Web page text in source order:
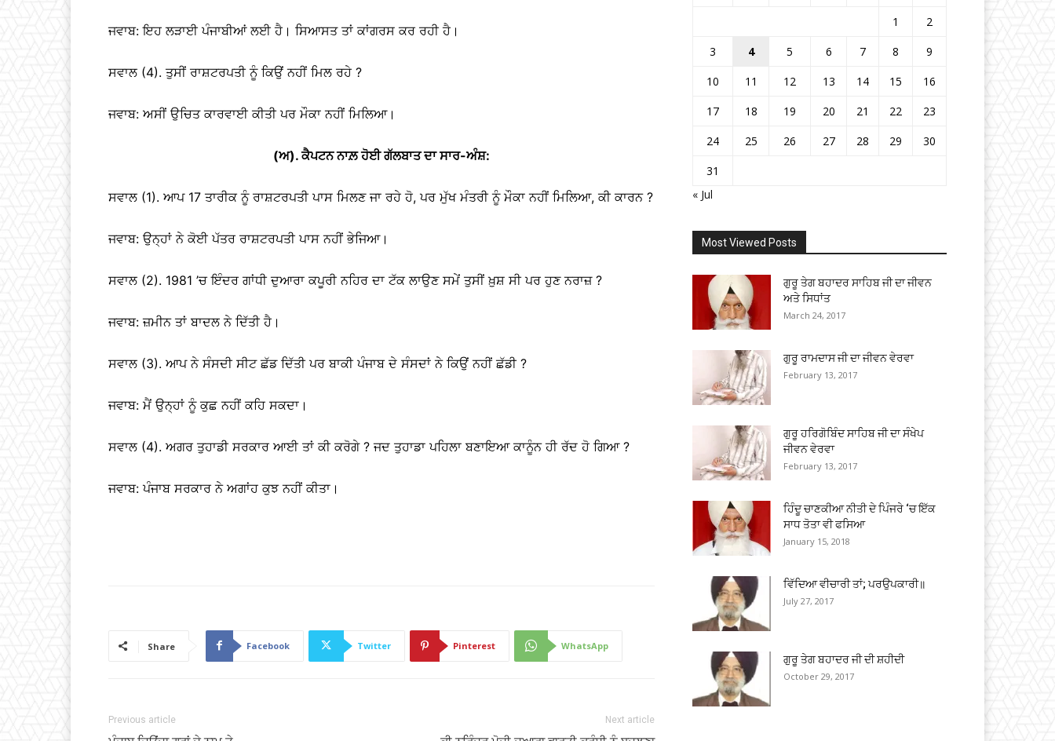
ਜਵਾਬ: ਇਹ ਲੜਾਈ ਪੰਜਾਬੀਆਂ ਲਈ ਹੈ। ਸਿਆਸਤ ਤਾਂ ਕਾਂਗਰਸ ਕਰ ਰਹੀ ਹੈ।
ਸਵਾਲ (4). ਤੁਸੀਂ ਰਾਸ਼ਟਰਪਤੀ ਨੂੰ ਕਿਉਂ ਨਹੀਂ ਮਿਲ ਰਹੇ ?
ਜਵਾਬ: ਅਸੀਂ ਉਚਿਤ ਕਾਰਵਾਈ ਕੀਤੀ ਪਰ ਮੌਕਾ ਨਹੀਂ ਮਿਲਿਆ।
(ਅ). ਕੈਪਟਨ ਨਾਲ਼ ਹੋਈ ਗੱਲਬਾਤ ਦਾ ਸਾਰ-ਅੰਸ਼:
ਸਵਾਲ (1). ਆਪ 17 ਤਾਰੀਕ ਨੂੰ ਰਾਸ਼ਟਰਪਤੀ ਪਾਸ ਮਿਲਣ ਜਾ ਰਹੇ ਹੋ, ਪਰ ਮੁੱਖ ਮੰਤਰੀ ਨੂੰ ਮੌਕਾ ਨਹੀਂ ਮਿਲਿਆ, ਕੀ ਕਾਰਨ ?
ਜਵਾਬ: ਉਨ੍ਹਾਂ ਨੇ ਕੋਈ ਪੱਤਰ ਰਾਸ਼ਟਰਪਤੀ ਪਾਸ ਨਹੀਂ ਭੇਜਿਆ।
ਸਵਾਲ (2). 1981 ’ਚ ਇੰਦਰ ਗਾਂਧੀ ਦੁਆਰਾ ਕਪੂਰੀ ਨਹਿਰ ਦਾ ਟੱਕ ਲਾਉਣ ਸਮੇਂ ਤੁਸੀਂ ਖ਼ੁਸ਼ ਸੀ ਪਰ ਹੁਣ ਨਰਾਜ਼ ?
ਜਵਾਬ: ਜ਼ਮੀਨ ਤਾਂ ਬਾਦਲ ਨੇ ਦਿੱਤੀ ਹੈ।
ਸਵਾਲ (3). ਆਪ ਨੇ ਸੰਸਦੀ ਸੀਟ ਛੱਡ ਦਿੱਤੀ ਪਰ ਬਾਕੀ ਪੰਜਾਬ ਦੇ ਸੰਸਦਾਂ ਨੇ ਕਿਉਂ ਨਹੀਂ ਛੱਡੀ ?
ਜਵਾਬ: ਮੈਂ ਉਨ੍ਹਾਂ ਨੂੰ ਕੁਛ ਨਹੀਂ ਕਹਿ ਸਕਦਾ।
ਸਵਾਲ (4). ਅਗਰ ਤੁਹਾਡੀ ਸਰਕਾਰ ਆਈ ਤਾਂ ਕੀ ਕਰੋਗੇ ? ਜਦ ਤੁਹਾਡਾ ਪਹਿਲਾ ਬਣਾਇਆ ਕਾਨੂੰਨ ਹੀ ਰੱਦ ਹੋ ਗਿਆ ?
ਜਵਾਬ: ਪੰਜਾਬ ਸਰਕਾਰ ਨੇ ਅਗਾਂਹ ਕੁਝ ਨਹੀਂ ਕੀਤਾ।
Share Facebook Twitter Pinterest WhatsApp
Previous article Next article
1
2
3
4 5 6 7 8
9
10
11 12 13 14 15
16
17
18 19 20 21 22
23
24
25 26 27 28 29
30
31
« Jul
Most Viewed Posts
ਗੁਰੂ ਤੇਗ ਬਹਾਦਰ ਸਾਹਿਬ ਜੀ ਦਾ ਜੀਵਨ
ਅਤੇ ਸਿਧਾਂਤ
March 24, 2017
ਗੁਰੂ ਰਾਮਦਾਸ ਜੀ ਦਾ ਜੀਵਨ ਵੇਰਵਾ
February 13, 2017
ਗੁਰੂ ਹਰਿਗੋਬਿੰਦ ਸਾਹਿਬ ਜੀ ਦਾ ਸੰਖੇਪ
ਜੀਵਨ ਵੇਰਵਾ
February 13, 2017
ਹਿੰਦੂ ਚਾਣਕੀਆ ਨੀਤੀ ਦੇ ਪਿੰਜਰੇ ‘ਚ ਇੱਕ
ਸਾਧ ਤੋਤਾ ਵੀ ਫਸਿਆ
January 15, 2018
ਵਿੱਦਿਆ ਵੀਚਾਰੀ ਤਾਂ; ਪਰਉਪਕਾਰੀ॥
July 27, 2017
ਗੁਰੂ ਤੇਗ ਬਹਾਦਰ ਜੀ ਦੀ ਸ਼ਹੀਦੀ
October 29, 2017